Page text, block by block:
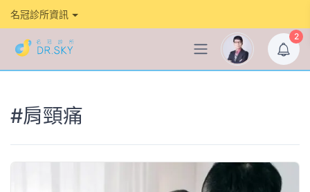
名冠診所資訊
2
#肩頸痛